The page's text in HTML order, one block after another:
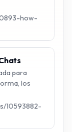
how-
para
los
10593882-